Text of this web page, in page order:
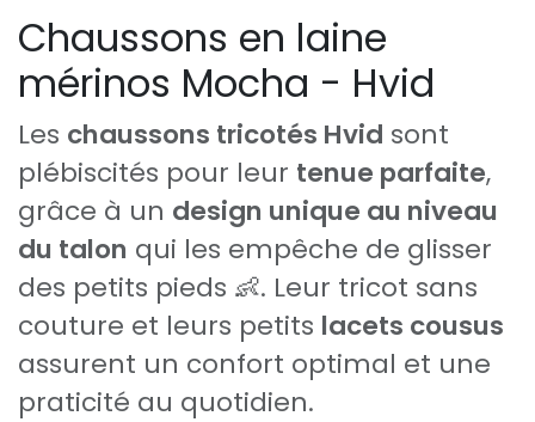
Chaussons en laine
mérinos Mocha - Hvid
Les chaussons tricotés Hvid sont
plébiscités pour leur tenue parfaite,
grâce à un design unique au niveau
du talon qui les empêche de glisser
des petits pieds 👶. Leur tricot sans
couture et leurs petits lacets cousus
assurent un confort optimal et une
praticité au quotidien.